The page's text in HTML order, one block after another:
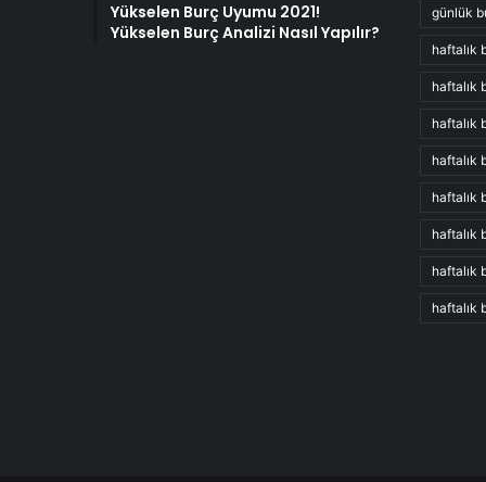
Yükselen Burç Uyumu 2021!
Yükselen Burç Analizi Nasıl Yapılır?
günlük
haftalık
haftalık
haftalık
haftalık
haftalık
haftalık
haftalık
haftalık